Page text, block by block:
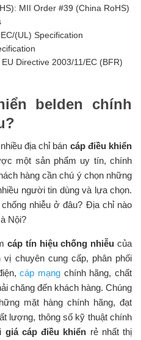
MII Order #39 (China RoHS)
(UL) Specification
Directive 2003/11/EC (BFR)
belden chính
địa chỉ bán cáp điều khiển
một sản phẩm uy tín, chính
hàng cần chú ý chọn những
người tin dùng và lựa chọn.
nhiễu ở đâu? Địa chỉ nào
Nội?
cáp tín hiệu chống nhiễu của
vị chuyên cung cấp, phân phối
cáp mạng chính hãng, chất
chăng đến khách hàng. Chúng
mặt hàng chính hãng, đạt
lượng, thông số kỹ thuật chính
giá cáp điều khiển rẻ nhất thị